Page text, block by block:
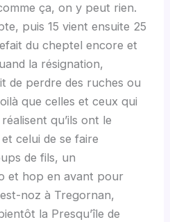
ça, on y peut rien.
puis 15 vient ensuite 25
du cheptel encore et
la résignation,
de perdre des ruches ou
que celles et ceux qui
qu’ils ont le
celui de se faire
de fils, un
et hop en avant pour
noz à Tregornan,
la Presqu’île de